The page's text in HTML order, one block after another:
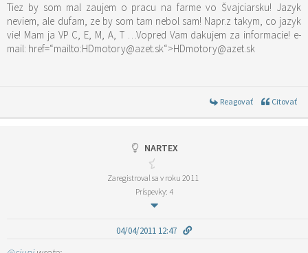
Tiez by som mal zaujem o pracu na farme vo Švajciarsku! Jazyk
neviem, ale dufam, ze by som tam nebol sam! Napr.z takym, co jazyk
vie! Mam ja VP C, E, M, A, T …Vopred Vam dakujem za informacie! e-
mail: href=“mailto:HDmotory@azet.sk“>HDmotory@azet.sk
Reagovať Citovať
NARTEX
Zaregistroval sa v roku 2011
Príspevky: 4
04/04/2011 12:47